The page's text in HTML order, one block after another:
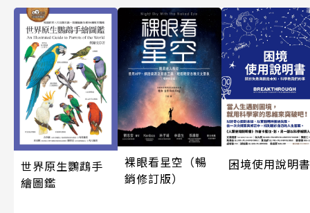
世界原生鸚鵡手
繪圖鑑
裸眼看星空（暢
銷修訂版）
困境使用說明書